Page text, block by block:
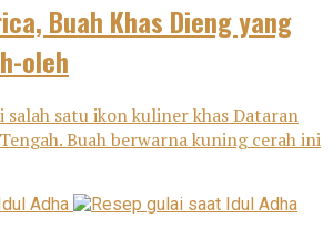
Buah Khas Dieng yang
oleh
salah satu ikon kuliner khas Dataran
Buah berwarna kuning cerah ini